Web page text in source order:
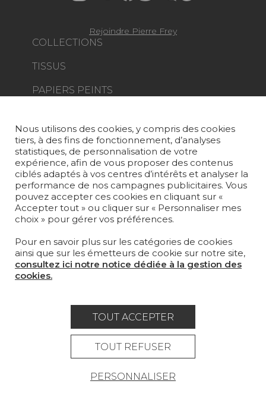
COLLECTIONS
TISSUS
PAPIERS PEINTS
MOBILIER
PROJETS
SUR-MESURE
MAGAZINE
LA MAISON
OÙ NOUS TROUVER ?
Rejoindre Pierre Frey
Carrière Contact
Lexique
Mentions légales
données
Nous utilisons des cookies, y compris des cookies
tiers, à des fins de fonctionnement, d’analyses
statistiques, de personnalisation de votre
expérience, afin de vous proposer des contenus
ciblés adaptés à vos centres d’intérêts et analyser la
performance de nos campagnes publicitaires. Vous
pouvez accepter ces cookies en cliquant sur «
Accepter tout » ou cliquer sur « Personnaliser mes
choix » pour gérer vos préférences.
Pour en savoir plus sur les catégories de cookies
ainsi que sur les émetteurs de cookie sur notre site,
consultez ici notre notice dédiée à la gestion des
cookies.
TOUT ACCEPTER
TOUT REFUSER
PERSONNALISER